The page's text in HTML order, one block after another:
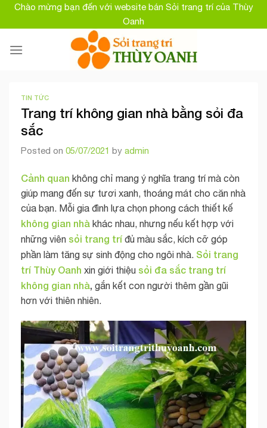
SkipChào mừng bạn đến với website bán Sỏi trang trí của Thùy
Oanh
TIN TỨC
Trang trí không gian nhà bằng sỏi đa
sắc
Posted on 05/07/2021 by admin
Cảnh quan không chỉ mang ý nghĩa trang trí mà còn
giúp mang đến sự tươi xanh, thoáng mát cho căn nhà
của bạn. Mỗi gia đình lựa chọn phong cách thiết kế
không gian nhà khác nhau, nhưng nếu kết hợp với
những viên sỏi trang tríđủ màu sắc, kích cỡ góp
phần làm tăng sự sinh động cho ngôi nhà. Sỏi trang
trí Thùy Oanh xin giới thiệu sỏi đa sắc trang trí
không gian nhà, gắn kết con người thêm gần gũi
hơn với thiên nhiên.